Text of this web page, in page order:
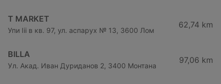
T MARKET
Упи Iii в кв. 97, ул. аспарух № 13, 3600 Лом
62,74 km
BILLA
Ул. Акад. Иван Дуриданов 2, 3400 Монтана
97,06 km